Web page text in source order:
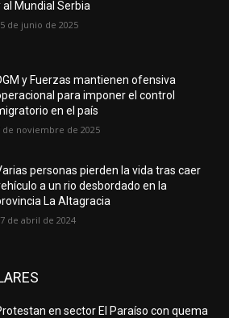
al Mundial Serbia
de junio de 2025
y Fuerzas mantienen ofensiva
para imponer el control
en el país
de noviembre de 2025
personas pierden la vida tras caer
a un rio desbordado en la
La Altagracia
de abril de 2024
en sector El Paraíso con quema